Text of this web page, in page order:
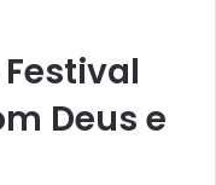
Deus e